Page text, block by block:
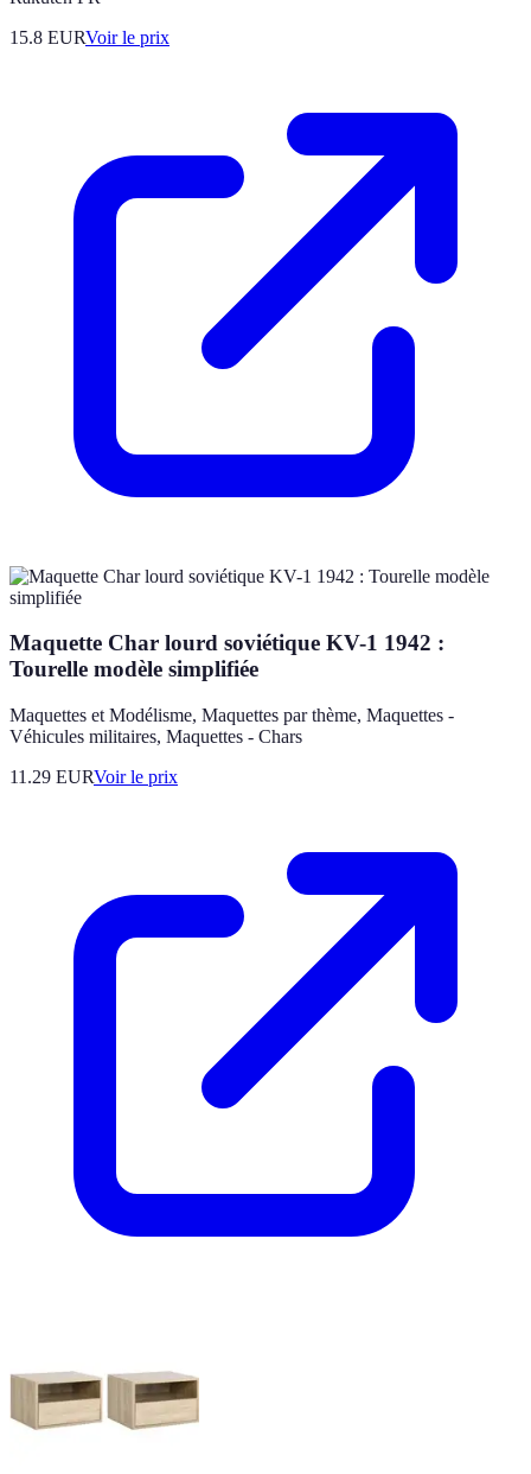
15.8 EURVoir le prix
Maquette Char lourd soviétique KV-1 1942 :
Tourelle modèle simplifiée
Maquettes et Modélisme, Maquettes par thème, Maquettes -
Véhicules militaires, Maquettes - Chars
11.29 EURVoir le prix